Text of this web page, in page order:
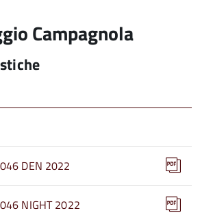
Campagnola
DEN 2022
NIGHT 2022